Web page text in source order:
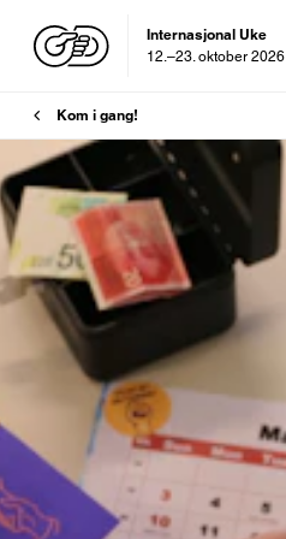
Internasjonal Uke
12.–23. oktober 2026
Brødsmulesti
Kom i gang!